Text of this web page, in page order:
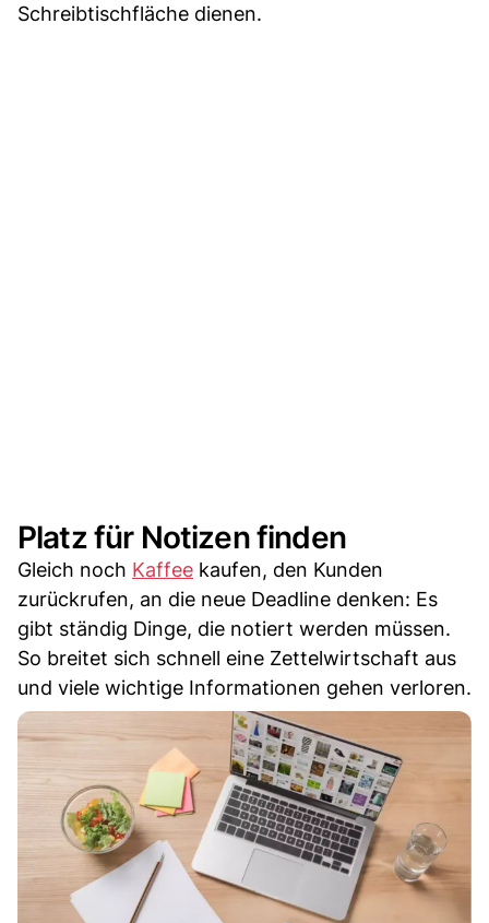
Schreibtischfläche dienen.
Platz für Notizen finden
Gleich noch Kaffee kaufen, den Kunden
zurückrufen, an die neue Deadline denken: Es
gibt ständig Dinge, die notiert werden müssen.
So breitet sich schnell eine Zettelwirtschaft aus
und viele wichtige Informationen gehen verloren.